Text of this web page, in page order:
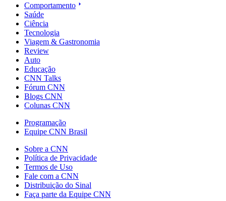
Comportamento
Saúde
Ciência
Tecnologia
Viagem & Gastronomia
Review
Auto
Educação
CNN Talks
Fórum CNN
Blogs CNN
Colunas CNN
Programação
Equipe CNN Brasil
Sobre a CNN
Política de Privacidade
Termos de Uso
Fale com a CNN
Distribuição do Sinal
Faça parte da Equipe CNN